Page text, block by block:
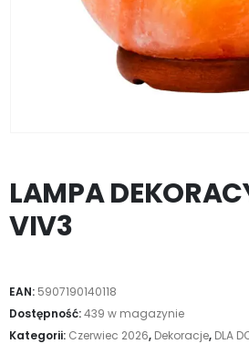
LAMPA
VIV3
EAN: 5907190140118
Dostępność:439 w magazynie
Kategorii: Czerwiec 2026, Dekoracje, DLA